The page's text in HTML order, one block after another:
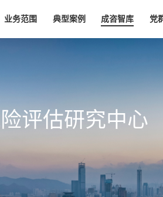
业务范围 典型案例 成咨智库 党
险评估研究中心